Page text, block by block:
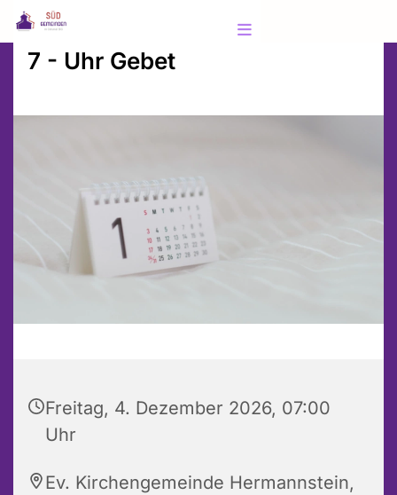
7 - Uhr Gebet
Freitag, 4. Dezember 2026, 07:00
Uhr
Ev. Kirchengemeinde Hermannstein,